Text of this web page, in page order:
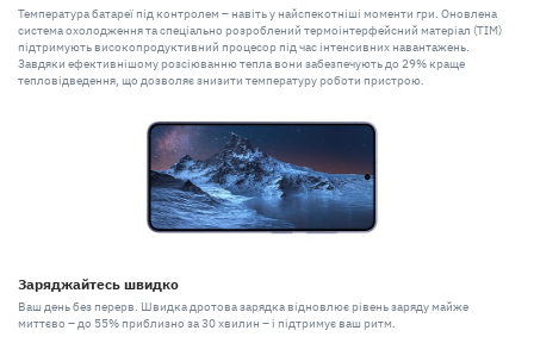
Температура батареї під контролем – навіть у найспекотніші моменти гри. Оновлена
система охолодження та спеціально розроблений термоінтерфейсний матеріал (TIM)
підтримують високопродуктивний процесор під час інтенсивних навантажень.
Завдяки ефективнішому розсіюванню тепла вони забезпечують до 29% краще
тепловідведення, що дозволяє знизити температуру роботи пристрою.
Заряджайтесь швидко
Ваш день без перерв. Швидка дротова зарядка відновлює рівень заряду майже
миттєво – до 55% приблизно за 30 хвилин – і підтримує ваш ритм.